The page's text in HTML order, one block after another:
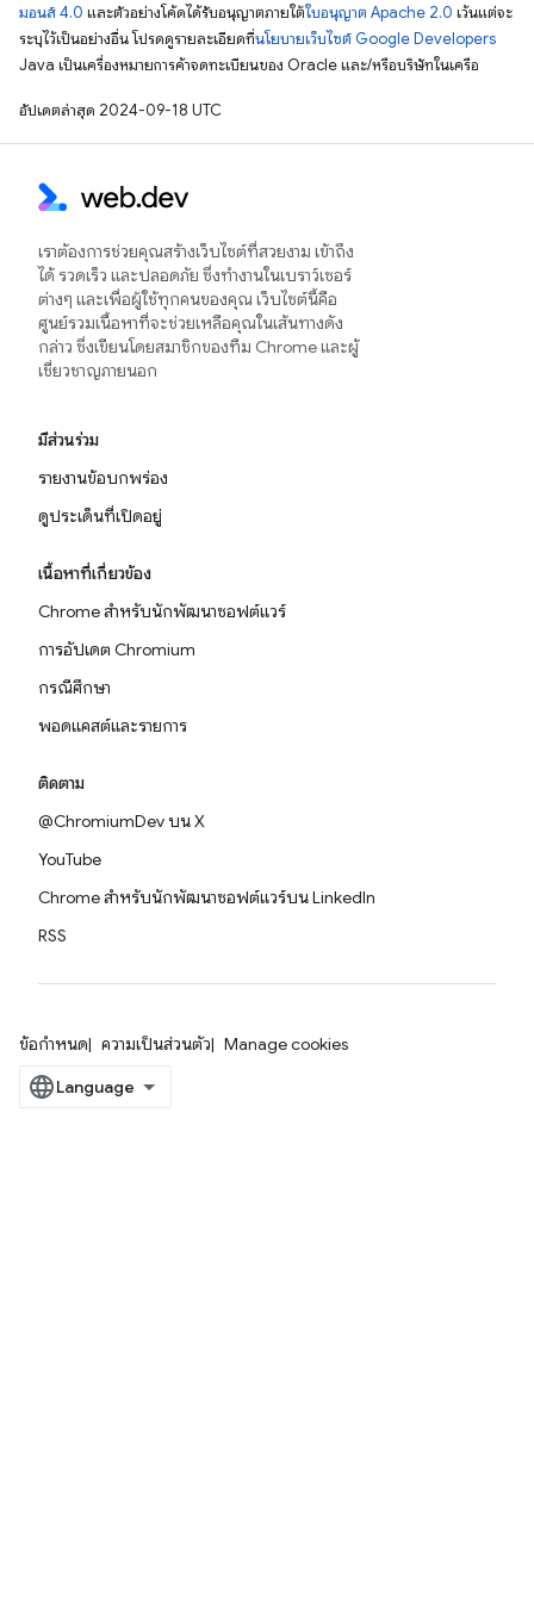
มอนส์ 4.0 และตัวอย่างโค้ดได้รับอนุญาตภายใต้ใบอนุญาต Apache 2.0 เว้นแต่จะ
ระบุไว้เป็นอย่างอื่น โปรดดูรายละเอียดที่นโยบายเว็บไซต์ Google Developers
Java เป็นเครื่องหมายการค้าจดทะเบียนของ Oracle และ/หรือบริษัทในเครือ
อัปเดตล่าสุด 2024-09-18 UTC
เราต้องการช่วยคุณสร้างเว็บไซต์ที่สวยงาม เข้าถึง
ได้ รวดเร็ว และปลอดภัย ซึ่งทำงานในเบราว์เซอร์
ต่างๆ และเพื่อผู้ใช้ทุกคนของคุณ เว็บไซต์นี้คือ
ศูนย์รวมเนื้อหาที่จะช่วยเหลือคุณในเส้นทางดัง
กล่าว ซึ่งเขียนโดยสมาชิกของทีม Chrome และผู้
เชี่ยวชาญภายนอก
มีส่วนร่วม
รายงานข้อบกพร่อง
ดูประเด็นที่เปิดอยู่
เนื้อหาที่เกี่ยวข้อง
Chrome สำหรับนักพัฒนาซอฟต์แวร์
การอัปเดต Chromium
กรณีศึกษา
พอดแคสต์และรายการ
ติดตาม
@ChromiumDev บน X
YouTube
Chrome สำหรับนักพัฒนาซอฟต์แวร์บน LinkedIn
RSS
ข้อกำหนด ความเป็นส่วนตัว Manage cookies